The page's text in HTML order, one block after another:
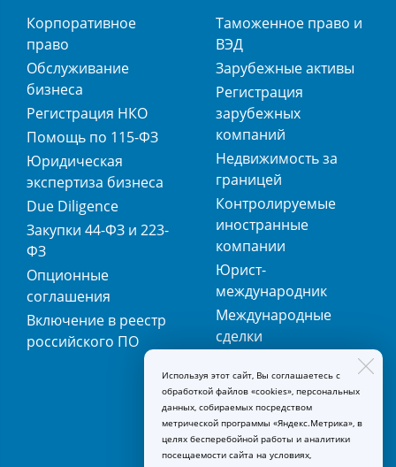
Корпоративное
право
Обслуживание
бизнеса
Регистрация НКО
Помощь по 115-ФЗ
Юридическая
экспертиза бизнеса
Due Diligence
Закупки 44-ФЗ и 223-
ФЗ
Опционные
соглашения
Включение в реестр
российского ПО
Таможенное право и
ВЭД
Зарубежные активы
Регистрация
зарубежных
компаний
Недвижимость за
границей
Контролируемые
иностранные
компании
Юрист-
международник
Международные
сделки
регистрация
товарных знаков
Используя этот сайт, Вы соглашаетесь с
обработкой файлов «cookies», персональных
данных, собираемых посредством
метрической программы «Яндекс.Метрика», в
целях бесперебойной работы и аналитики
посещаемости сайта на условиях,